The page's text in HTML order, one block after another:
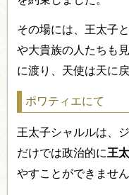
その場には、王太子
や大貴族の人たちも
に渡り、天使は天に
ポワティエにて
王太子シャルルは、
だけでは政治的に王
やすことができません